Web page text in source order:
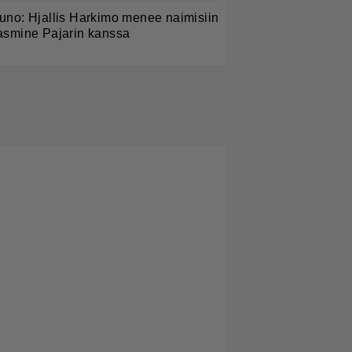
Hjallis Harkimo menee naimisiin
Pajarin kanssa